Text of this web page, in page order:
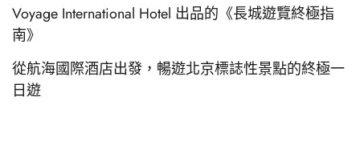
Voyage International Hotel 出品的《長城遊覽終極指
南》
從航海國際酒店出發，暢遊北京標誌性景點的終極一
日遊